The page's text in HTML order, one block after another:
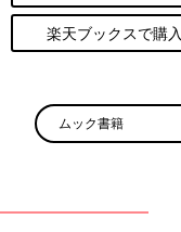
楽天ブックスで購入
ムック書籍